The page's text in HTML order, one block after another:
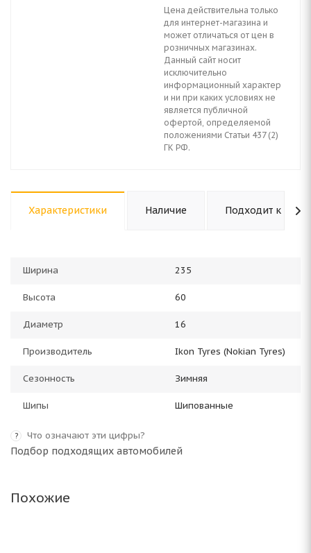
Цена действительна только
для интернет-магазина и
может отличаться от цен в
розничных магазинах.
Данный сайт носит
исключительно
информационный характер
и ни при каких условиях не
является публичной
офертой, определяемой
положениями Статьи 437 (2)
ГК РФ.
Характеристики Наличие Подходит к авто
Ширина 235
Высота 60
Диаметр 16
Производитель Ikon Tyres (Nokian Tyres)
Сезонность Зимняя
Шипы Шипованные
? Что означают эти цифры?
Подбор подходящих автомобилей
Похожие